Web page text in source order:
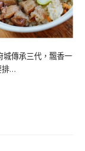
城傳承三代，飄香一
排…